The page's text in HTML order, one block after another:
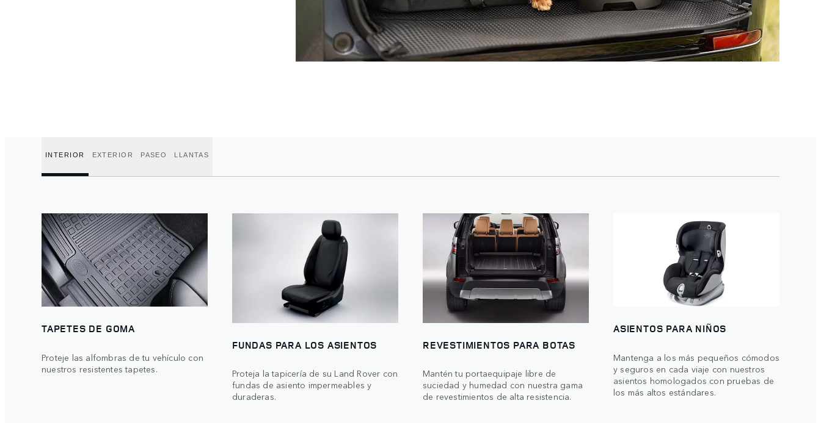
INTERIOR EXTERIOR PASEO LLANTAS
TAPETES DE GOMA
Proteje las alfombras de tu vehículo con
nuestros resistentes tapetes.
FUNDAS PARA LOS ASIENTOS
Proteja la tapicería de su Land Rover con
fundas de asiento impermeables y
duraderas.
REVESTIMIENTOS PARA BOTAS
Mantén tu portaequipaje libre de
suciedad y humedad con nuestra gama
de revestimientos de alta resistencia.
ASIENTOS PARA NIÑOS
Mantenga a los más pequeños cómodos
y seguros en cada viaje con nuestros
asientos homologados con pruebas de
los más altos estándares.